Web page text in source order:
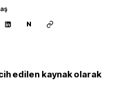
N
edilen kaynak olarak